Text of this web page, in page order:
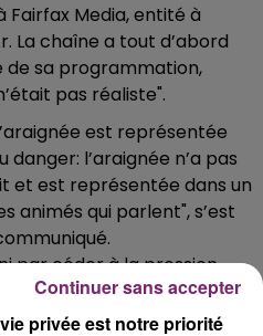
Fairfax Media, entité à
La chaîne a tout d’abord
de sa programmation,
pas réaliste".
est représentée
l’araignée n’a pas
et est représentée dans un
animés qui parlent", s’est
par céder à la pression
de "Mister Skinny
corresponde à (leurs)
privée est notre priorité
Continuer sans accepter